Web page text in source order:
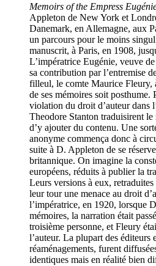
Memoirs of the Empress
Appleton de New York et
Danemark, en Allemagne, aux
un parcours pour le moins
manuscrit, à Paris, en 1908,
L’impératrice Eugénie, veuve
sa contribution par l’entremise
filleul, le comte Maurice Fleury,
de ses mémoires soit
violation du droit d’auteur dans
Theodore Stanton traduisirent
d’y ajouter du contenu. Une
anonyme commença donc à
suite à D. Appleton de se
britannique. On imagine la
européens, réduits à publier la
Leurs versions à eux,
leur tour une menace au droit
l’impératrice, en 1920, lorsque
mémoires, la narration était
troisième personne, et Fleury
l’auteur. La plupart des éditeurs
réaménagements, furent
identiques mais en réalité bien